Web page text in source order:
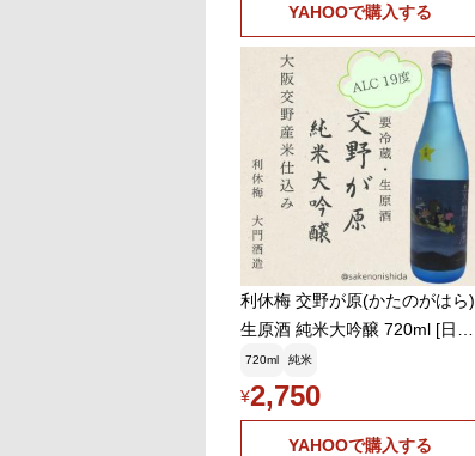
YAHOOで購入する
利休梅 交野が原(かたのがはら)
生原酒 純米大吟醸 720ml [日本
酒 大阪地酒 大門酒造]要冷蔵
720ml 純米
¥2,750
YAHOOで購入する